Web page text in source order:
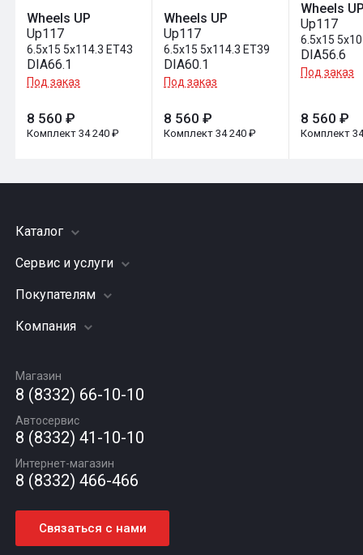
Wheels UP
Up117
6.5x15 5x114.3 ET43
DIA66.1
Под заказ
8 560 ₽
Комплект 34 240 ₽
Wheels UP
Up117
6.5x15 5x114.3 ET39
DIA60.1
Под заказ
8 560 ₽
Комплект 34 240 ₽
Wheels
Up117
6.5x15
DIA56.6
Под заказ
8 560 ₽
Комплект
Каталог
Шины
Грузовые шины
Диски
Автомасла
Сервис и услуги
Заправка кондиционера
Подвеска (ходовая часть)
Шиномонтаж
Покупателям
Акции
Гарантии и возврат
Компания
Вакансии
Новости
Статьи
Контакты
Магазин
8 (8332) 66-10-10
Автосервис
8 (8332) 41-10-10
Интернет-магазин
8 (8332) 466-466
Связаться с нами